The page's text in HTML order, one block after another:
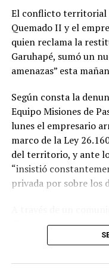
Durante la reunión,
cronograma previsto
conexión, cuyovuelo
próximo 1 de
incorporación de esta
turismo, la actividad
misioneros.
“Es muy importante
provincia turística y
medio de misioneros.
flujo de empresas y
una mayor
El conflicto territorial
Quemado II y el
quien reclama la
Garuhapé, sumó un
amenazas” esta
Según consta la
Equipo Misiones de
lunes el empresario
marco de la Ley
del territorio, y ante
“insistió
privada por sobre los
dirigió a los
son paraguayos” y
En un video que fue